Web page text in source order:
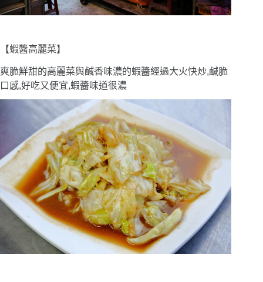
【蝦醬高麗菜】
爽脆鮮甜的高麗菜與鹹香味濃的蝦醬經過大火快炒,鹹脆
口感,好吃又便宜,蝦醬味道很濃